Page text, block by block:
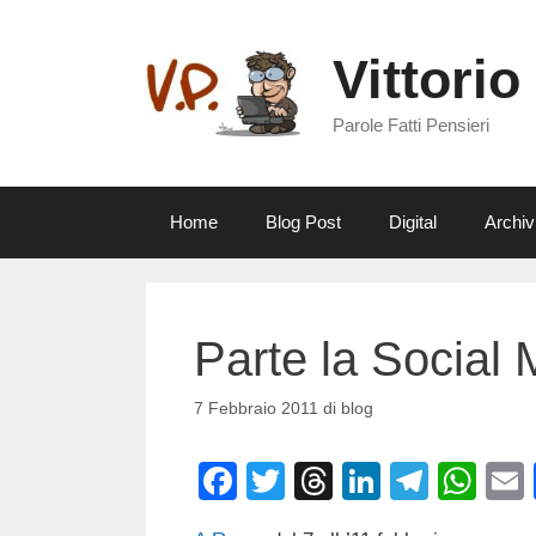
Vittorio
Parole Fatti Pensieri
Home Blog Post Digital
Parte la Social
7 Febbraio 2011 di blog
F
T
T
Li
T
W